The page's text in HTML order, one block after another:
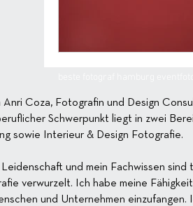
Anri Coza, Fotografin und Design
Schwerpunkt liegt in zwei
sowie Interieur & Design Fotografie.
und mein Fachwissen sind
verwurzelt. Ich habe meine
und Unternehmen einzufangen.